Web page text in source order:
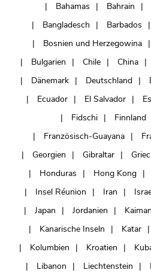
Bahamas
Bahrain
Bangladesch
Barbados
Bosnien und Herzegowina
Bulgarien
Chile China
Dänemark
Deutschland
Ecuador
El Salvador
Fidschi
Finnland
Französisch-Guayana
Georgien
Gibraltar
Honduras
Hong Kong
Insel Réunion
Iran
Japan
Jordanien
Kanarische Inseln
Katar
Kolumbien
Kroatien
Libanon
Liechtenstein